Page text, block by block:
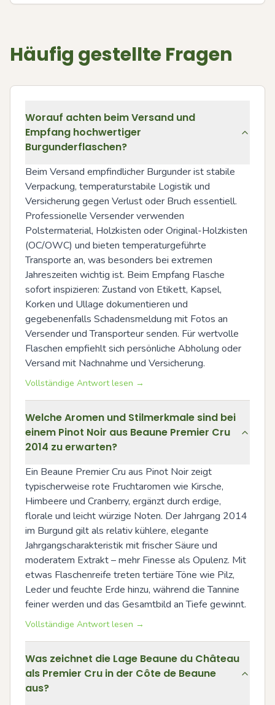
Häufig gestellte Fragen
Worauf achten beim Versand und
Empfang hochwertiger
Burgunderflaschen?
Beim Versand empfindlicher Burgunder ist stabile
Verpackung, temperaturstabile Logistik und
Versicherung gegen Verlust oder Bruch essentiell.
Professionelle Versender verwenden
Polstermaterial, Holzkisten oder Original-Holzkisten
(OC/OWC) und bieten temperaturgeführte
Transporte an, was besonders bei extremen
Jahreszeiten wichtig ist. Beim Empfang Flasche
sofort inspizieren: Zustand von Etikett, Kapsel,
Korken und Ullage dokumentieren und
gegebenenfalls Schadensmeldung mit Fotos an
Versender und Transporteur senden. Für wertvolle
Flaschen empfiehlt sich persönliche Abholung oder
Versand mit Nachnahme und Versicherung.
Vollständige Antwort lesen →
Welche Aromen und Stilmerkmale sind bei
einem Pinot Noir aus Beaune Premier Cru
2014 zu erwarten?
Ein Beaune Premier Cru aus Pinot Noir zeigt
typischerweise rote Fruchtaromen wie Kirsche,
Himbeere und Cranberry, ergänzt durch erdige,
florale und leicht würzige Noten. Der Jahrgang 2014
im Burgund gilt als relativ kühlere, elegante
Jahrgangscharakteristik mit frischer Säure und
moderatem Extrakt – mehr Finesse als Opulenz. Mit
etwas Flaschenreife treten tertiäre Töne wie Pilz,
Leder und feuchte Erde hinzu, während die Tannine
feiner werden und das Gesamtbild an Tiefe gewinnt.
Vollständige Antwort lesen →
Was zeichnet die Lage Beaune du Château
als Premier Cru in der Côte de Beaune
aus?